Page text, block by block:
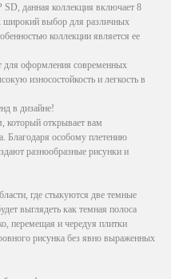
данная коллекция включает 8
широкий выбор для различных
коллекции является ее
для оформления современных
износостойкость и легкость в
в дизайне!
который открывает вам
Благодаря особому плетению
разнообразные рисунки и
где стыкуются две темные
выглядеть как темная полоса
перемещая и чередуя плитки
рисунка без явно выраженных